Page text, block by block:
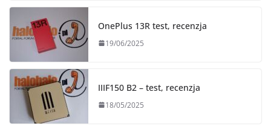
OnePlus 13R test, recenzja
19/06/2025
IIIF150 B2 – test, recenzja
18/05/2025